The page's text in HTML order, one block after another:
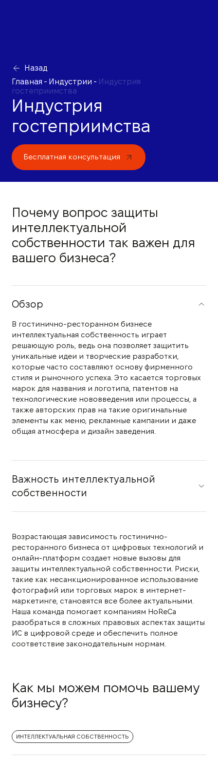
Назад
Главная - Индустрии - Индустрия
гостеприимства
Индустрия
гостеприимства
Бесплатная консультация
Почему вопрос защиты
интеллектуальной
собственности так важен для
вашего бизнеса?
Обзор
В гостинично-ресторанном бизнесе
интеллектуальная собственность играет
решающую роль, ведь она позволяет защитить
уникальные идеи и творческие разработки,
которые часто составляют основу фирменного
стиля и рыночного успеха. Это касается торговых
марок для названия и логотипа, патентов на
технологические нововведения или процессы, а
также авторских прав на такие оригинальные
элементы как меню, рекламные кампании и даже
общая атмосфера и дизайн заведения.
Важность интеллектуальной
собственности
Возрастающая зависимость гостинично-
ресторанного бизнеса от цифровых технологий и
онлайн-платформ создает новые вызовы для
защиты интеллектуальной собственности. Риски,
такие как несанкционированное использование
фотографий или торговых марок в интернет-
маркетинге, становятся все более актуальными.
Наша команда помогает компаниям HoReCa
разобраться в сложных правовых аспектах защиты
ИС в цифровой среде и обеспечить полное
соответствие законодательным нормам.
Как мы можем помочь вашему
бизнесу?
ИНТЕЛЛЕКТУАЛЬНАЯ СОБСТВЕННОСТЬ